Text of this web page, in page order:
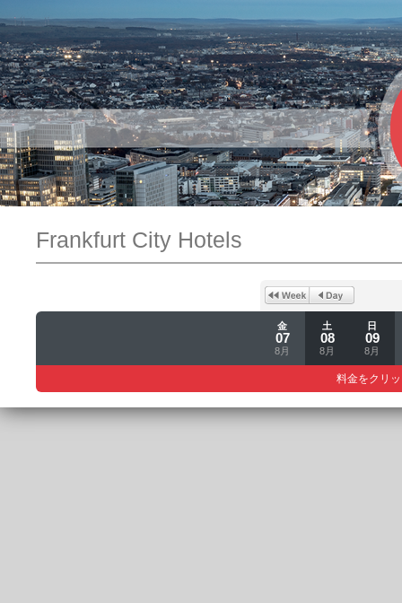
Frankfurt City Hotels
金
07
8月
土
08
8月
日
09
8月
料金をクリ